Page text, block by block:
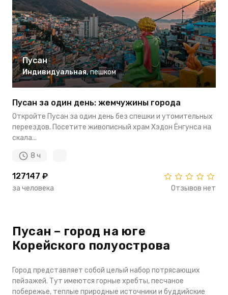
Пусан
Индивидуальная, пешком
Пусан за один день: жемчужины города
Откройте Пусан за один день без спешки и утомительных
переездов. Посетите живописный храм Хэдон Ёнгунса на
скала...
8 ч
127147 ₽
за человека Отзывов нет
Пусан – город на юге
Корейского полуострова
Город представляет собой целый набор потрясающих
пейзажей. Тут имеются горные хребты, песчаное
побережье, теплые природные источники и буддийские